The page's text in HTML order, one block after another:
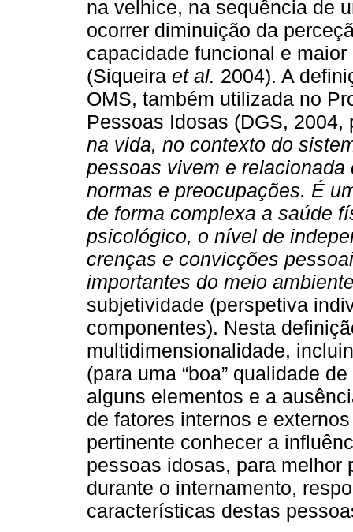
na velhice, na sequência de
ocorrer diminuição da
capacidade funcional e
(Siqueira et al. 2004). A
OMS, também utilizada no
Pessoas Idosas (DGS, 2004,
na vida, no contexto do
pessoas vivem e
normas e preocupações. É
de forma complexa a saúde
psicológico, o nível de
crenças e convicções
importantes do meio
subjetividade (perspetiva
componentes). Nesta
multidimensionalidade,
(para uma “boa” qualidade
alguns elementos e a
de fatores internos e
pertinente conhecer a
pessoas idosas, para melhor
durante o internamento,
características destas